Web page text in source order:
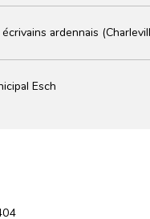
ardennais
Esch